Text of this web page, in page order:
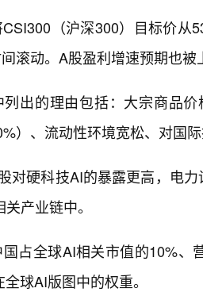
（沪深300）目标价从
滚动。A股盈利增速预期也
列出的理由包括：大宗商品
）、流动性环境宽松、对国
对硬科技AI的暴露更高，电
产业链中。
占全球AI相关市值的10%、
球AI版图中的权重。